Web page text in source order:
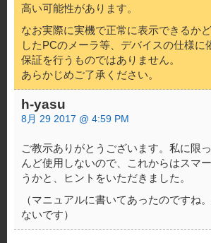
高い可能性があります。
なお実際に実機で正常に表示できるか
したPCのメーラ等、デバイスの仕様に
保証を行うものではありません。
あらかじめご了承ください。
h-yasu
8月 29 2017 @ 4:59 PM
ご教示ありがとうございます。私に限
んど使用しないので、これからはスマ
うかと、ヒントをいただきました。
（マニュアルに書いてあったのですね
ないです）